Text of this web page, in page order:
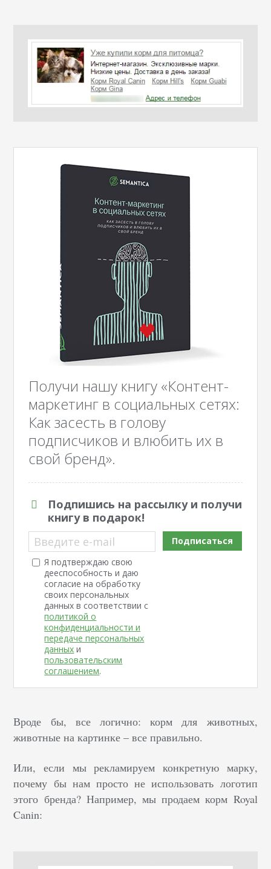
Получи нашу книгу «Контент-
маркетинг в социальных сетях:
Как засесть в голову
подписчиков и влюбить их в
свой бренд».
Подпишись на рассылку и получи
книгу в подарок!
Введите e-mail
Я подтверждаю свою
дееспособность и даю
согласие на обработку
своих персональных
данных в соответствии с
политикой о
конфиденциальности и
передаче персональных
данных и
пользовательским
соглашением.
Подписаться
Вроде бы, все логично: корм для животных,
животные на картинке – все правильно.
Или, если мы рекламируем конкретную марку,
почему бы нам просто не использовать логотип
этого бренда? Например, мы продаем корм Royal
Canin: